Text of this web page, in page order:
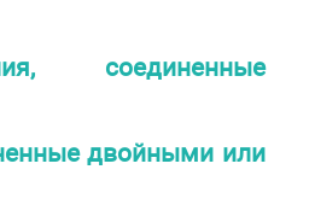
соединенные
двойными или